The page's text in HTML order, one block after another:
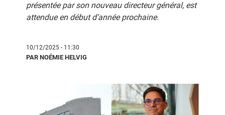
présentée par son nouveau directeur général, est
attendue en début d’année prochaine.
10/12/2025 - 11:30
PAR NOÉMIE HELVIG